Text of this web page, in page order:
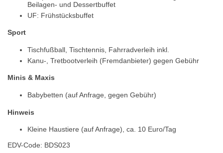
Beilagen- und Dessertbuffet
UF: Frühstücksbuffet
Sport
Tischfußball, Tischtennis, Fahrradverleih inkl.
Kanu-, Tretbootverleih (Fremdanbieter) gegen Gebühr
Minis & Maxis
Babybetten (auf Anfrage, gegen Gebühr)
Hinweis
Kleine Haustiere (auf Anfrage), ca. 10 Euro/Tag
EDV-Code: BDS023